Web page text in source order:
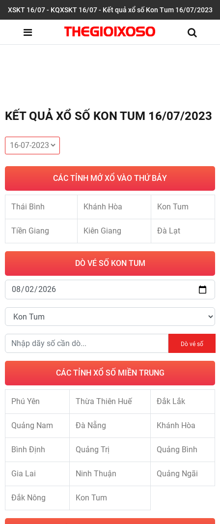
XSKT 16/07 - KQXSKT 16/07 - Kết quả xổ số Kon Tum 16/07/2023
KẾT QUẢ XỔ SỐ KON TUM 16/07/2023
CÁC TỈNH MỞ XỔ VÀO THỨ BẢY
Thái Bình Khánh Hòa Kon Tum
Tiền Giang Kiên Giang Đà Lạt
DÒ VÉ SỐ KON TUM
Dò vé số
CÁC TỈNH XỔ SỐ MIỀN TRUNG
Phú Yên Thừa Thiên Huế Đắk Lắk
Quảng Nam Đà Nẵng Khánh Hòa
Bình Định Quảng Trị Quảng Bình
Gia Lai Ninh Thuận Quảng Ngãi
Đắk Nông Kon Tum